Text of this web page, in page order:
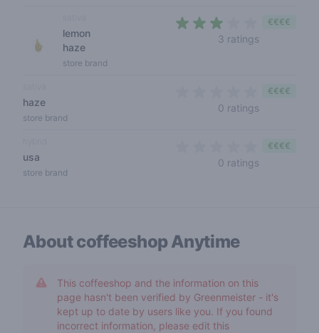
lemon
haze
store brand
3 ratings
€€€€
haze
store brand
0 ratings
€€€€
usa
store brand
0 ratings
€€€€
About coffeeshopAnytime
This coffeeshop and the information on this
page hasn't been verified by Greenmeister - it's
kept up to date by users like you. If you found
incorrect information, please edit this